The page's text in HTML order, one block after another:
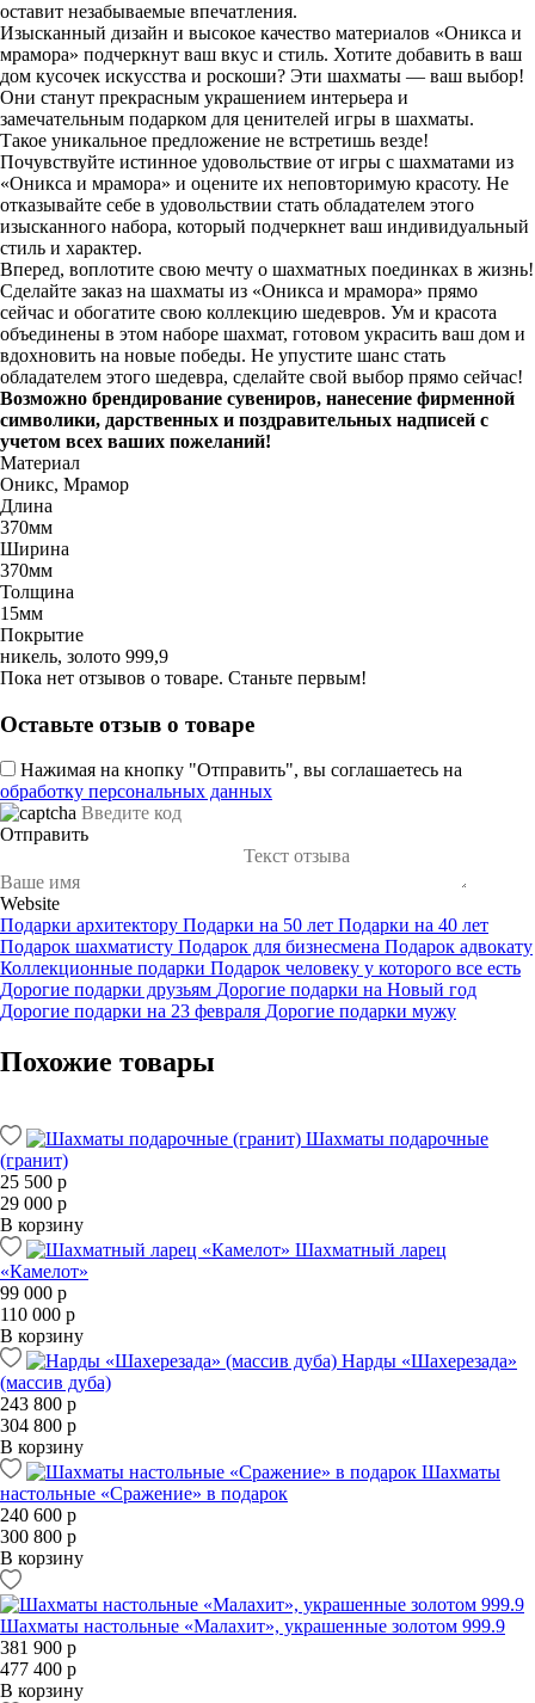
оставит незабываемые впечатления.
Изысканный дизайн и высокое качество материалов «Оникса и
мрамора» подчеркнут ваш вкус и стиль. Хотите добавить в ваш
дом кусочек искусства и роскоши? Эти шахматы — ваш выбор!
Они станут прекрасным украшением интерьера и
замечательным подарком для ценителей игры в шахматы.
Такое уникальное предложение не встретишь везде!
Почувствуйте истинное удовольствие от игры с шахматами из
«Оникса и мрамора» и оцените их неповторимую красоту. Не
отказывайте себе в удовольствии стать обладателем этого
изысканного набора, который подчеркнет ваш индивидуальный
стиль и характер.
Вперед, воплотите свою мечту о шахматных поединках в жизнь!
Сделайте заказ на шахматы из «Оникса и мрамора» прямо
сейчас и обогатите свою коллекцию шедевров. Ум и красота
объединены в этом наборе шахмат, готовом украсить ваш дом и
вдохновить на новые победы. Не упустите шанс стать
обладателем этого шедевра, сделайте свой выбор прямо сейчас!
Возможно брендирование сувениров, нанесение фирменной
символики, дарственных и поздравительных надписей с
учетом всех ваших пожеланий!
Материал
Оникс, Мрамор
Длина
370мм
Ширина
370мм
Толщина
15мм
Покрытие
никель, золото 999,9
Пока нет отзывов о товаре. Станьте первым!
Оставьте отзыв о товаре
Нажимая на кнопку "Отправить", вы соглашаетесь на
обработку персональных данных
Отправить
Website
Подарки архитектору Подарки на 50 лет Подарки на 40 лет
Подарок шахматисту Подарок для бизнесмена Подарок адвокату
Коллекционные подарки Подарок человеку у которого все есть
Дорогие подарки друзьям Дорогие подарки на Новый год
Дорогие подарки на 23 февраля Дорогие подарки мужу
Похожие товары
Шахматы подарочные
(гранит)
25 500 р
29 000 р
В корзину
Шахматный ларец
«Камелот»
99 000 р
110 000 р
В корзину
Нарды «Шахерезада»
(массив дуба)
243 800 р
304 800 р
В корзину
Шахматы
настольные «Сражение» в подарок
240 600 р
300 800 р
В корзину
Шахматы настольные «Малахит», украшенные золотом 999.9
381 900 р
477 400 р
В корзину